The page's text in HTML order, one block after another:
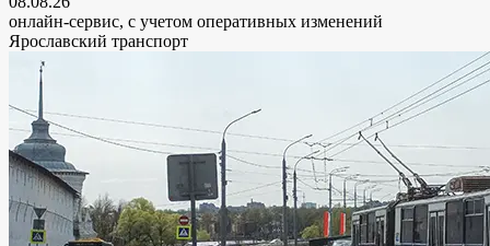
онлайн-сервис, с учетом оперативных изменений
Ярославский транспорт